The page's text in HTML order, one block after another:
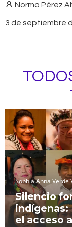
Norma Pérez
3 de septiembre
Sophia Anna Verde
Silencio
indígenas:
el acceso